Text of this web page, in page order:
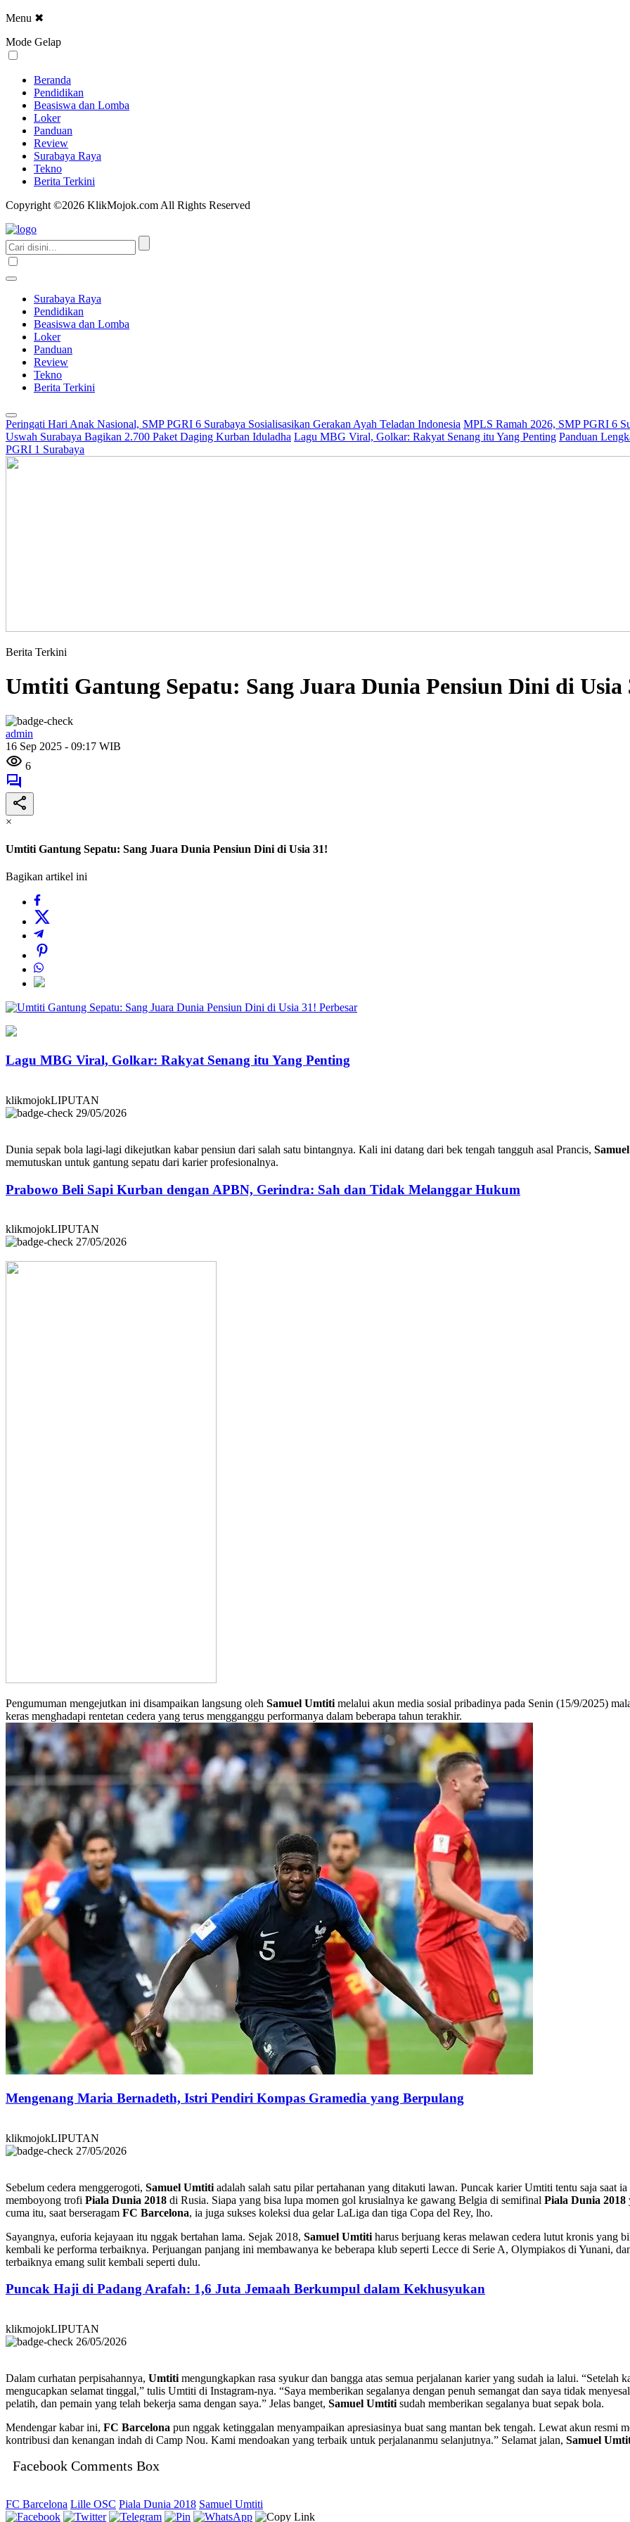
Menu ✖
Mode Gelap
Beranda
Pendidikan
Beasiswa dan Lomba
Loker
Panduan
Review
Surabaya Raya
Tekno
Berita Terkini
Copyright ©2026 KlikMojok.com All Rights Reserved
Surabaya Raya
Pendidikan
Beasiswa dan Lomba
Loker
Panduan
Review
Tekno
Berita Terkini
Peringati Hari Anak Nasional, SMP PGRI 6 Surabaya Sosialisasikan Gerakan Ayah Teladan Indonesia MPLS Ramah 2026, SMP PGRI 6
Uswah Surabaya Bagikan 2.700 Paket Daging Kurban Iduladha Lagu MBG Viral, Golkar: Rakyat Senang itu Yang Penting Panduan
PGRI 1 Surabaya
Berita Terkini
Umtiti Gantung Sepatu: Sang Juara Dunia Pensiun Dini di Usia
admin
16 Sep 2025 - 09:17 WIB
6
×
Umtiti Gantung Sepatu: Sang Juara Dunia Pensiun Dini di Usia 31!
Bagikan artikel ini
Perbesar
Lagu MBG Viral, Golkar: Rakyat Senang itu Yang Penting
klikmojokLIPUTAN
29/05/2026
Dunia sepak bola lagi-lagi dikejutkan kabar pensiun dari salah satu bintangnya. Kali ini datang dari bek tengah tangguh asal Prancis,
memutuskan untuk gantung sepatu dari karier profesionalnya.
Prabowo Beli Sapi Kurban dengan APBN, Gerindra: Sah dan Tidak Melanggar Hukum
klikmojokLIPUTAN
27/05/2026
Pengumuman mengejutkan ini disampaikan langsung oleh Samuel Umtiti melalui akun media sosial pribadinya pada Senin (15/9/2025)
keras menghadapi rentetan cedera yang terus mengganggu performanya dalam beberapa tahun terakhir.
Mengenang Maria Bernadeth, Istri Pendiri Kompas Gramedia yang Berpulang
klikmojokLIPUTAN
27/05/2026
Sebelum cedera menggerogoti, Samuel Umtiti adalah salah satu pilar pertahanan yang ditakuti lawan. Puncak karier Umtiti tentu saja saat
memboyong trofi Piala Dunia 2018 di Rusia. Siapa yang bisa lupa momen gol krusialnya ke gawang Belgia di semifinal Piala Dunia 2018
cuma itu, saat berseragam FC Barcelona, ia juga sukses koleksi dua gelar LaLiga dan tiga Copa del Rey, lho.
Sayangnya, euforia kejayaan itu nggak bertahan lama. Sejak 2018, Samuel Umtiti harus berjuang keras melawan cedera lutut kronis yang
kembali ke performa terbaiknya. Perjuangan panjang ini membawanya ke beberapa klub seperti Lecce di Serie A, Olympiakos di Yunani,
terbaiknya emang sulit kembali seperti dulu.
Puncak Haji di Padang Arafah: 1,6 Juta Jemaah Berkumpul dalam Kekhusyukan
klikmojokLIPUTAN
26/05/2026
Dalam curhatan perpisahannya, Umtiti mengungkapkan rasa syukur dan bangga atas semua perjalanan karier yang sudah ia lalui. “Setelah
mengucapkan selamat tinggal,” tulis Umtiti di Instagram-nya. “Saya memberikan segalanya dengan penuh semangat dan saya tidak
pelatih, dan pemain yang telah bekerja sama dengan saya.” Jelas banget, Samuel Umtiti sudah memberikan segalanya buat sepak bola.
Mendengar kabar ini, FC Barcelona pun nggak ketinggalan menyampaikan apresiasinya buat sang mantan bek tengah. Lewat akun resmi
kontribusi dan kenangan indah di Camp Nou. Kami mendoakan yang terbaik untuk perjalananmu selanjutnya.” Selamat jalan, Samuel
Facebook Comments Box
FC Barcelona Lille OSC Piala Dunia 2018 Samuel Umtiti